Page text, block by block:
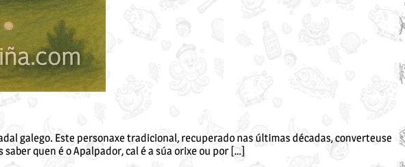
galego. Este personaxe tradicional, recuperado nas últimas décadas, converteuse
quen é o Apalpador, cal é a súa orixe ou por […]